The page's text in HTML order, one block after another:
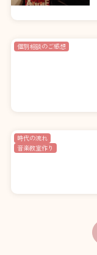
個別相談のご感想
時代の流れ
音楽教室作り